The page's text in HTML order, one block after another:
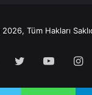
Tüm Hakları
TwitterYouTube